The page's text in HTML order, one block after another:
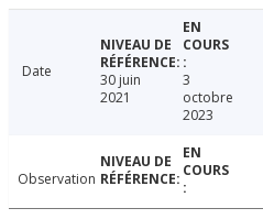
Date
30 juin
2021
3
octobre
2023
Observation